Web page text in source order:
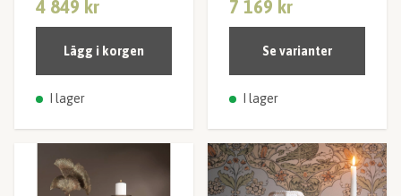
4 849 kr
Lägg i korgen
I lager
7 169 kr
Se varianter
I lager